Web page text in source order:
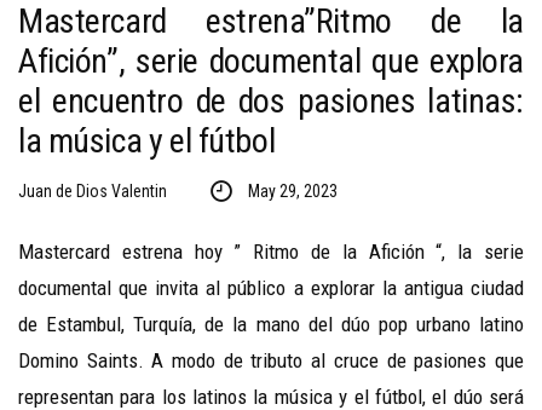
Mastercard estrena”Ritmo de la
Afición”, serie documental que explora
el encuentro de dos pasiones latinas:
la música y el fútbol
Juan de Dios Valentin May 29, 2023
Mastercard estrena hoy ” Ritmo de la Afición “, la serie
documental que invita al público a explorar la antigua ciudad
de Estambul, Turquía, de la mano del dúo pop urbano latino
Domino Saints. A modo de tributo al cruce de pasiones que
representan para los latinos la música y el fútbol, el dúo será